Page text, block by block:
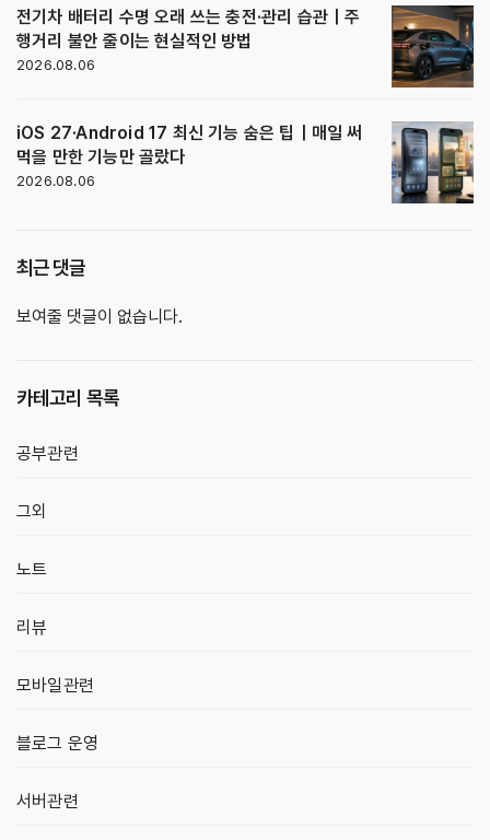
전기차 배터리 수명 오래 쓰는 충전·관리 습관｜주
행거리 불안 줄이는 현실적인 방법
2026.08.06
iOS 27·Android 17 최신 기능 숨은 팁｜매일 써
먹을 만한 기능만 골랐다
2026.08.06
최근 댓글
보여줄 댓글이 없습니다.
카테고리 목록
공부관련
그외
노트
리뷰
모바일관련
블로그 운영
서버관련